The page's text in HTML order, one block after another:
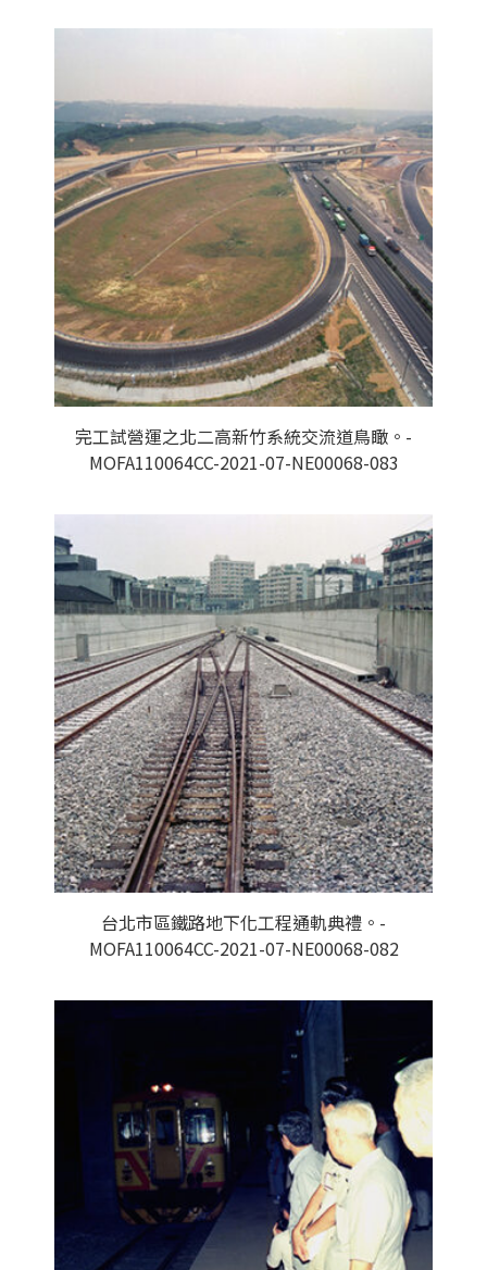
完工試營運之北二高新竹系統交流道鳥瞰。-
MOFA110064CC-2021-07-NE00068-083
台北市區鐵路地下化工程通軌典禮。-
MOFA110064CC-2021-07-NE00068-082